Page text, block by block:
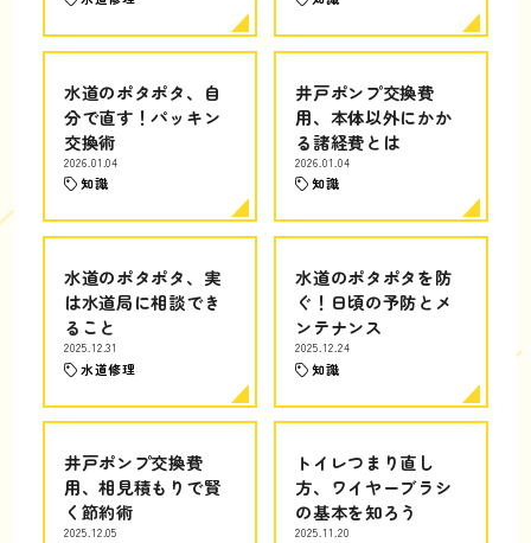
水道のポタポタ、自
分で直す！パッキン
交換術
2026.01.04
知識
井戸ポンプ交換費
用、本体以外にかか
る諸経費とは
2026.01.04
知識
水道のポタポタ、実
は水道局に相談でき
ること
2025.12.31
水道修理
水道のポタポタを防
ぐ！日頃の予防とメ
ンテナンス
2025.12.24
知識
井戸ポンプ交換費
用、相見積もりで賢
く節約術
2025.12.05
トイレつまり直し
方、ワイヤーブラシ
の基本を知ろう
2025.11.20